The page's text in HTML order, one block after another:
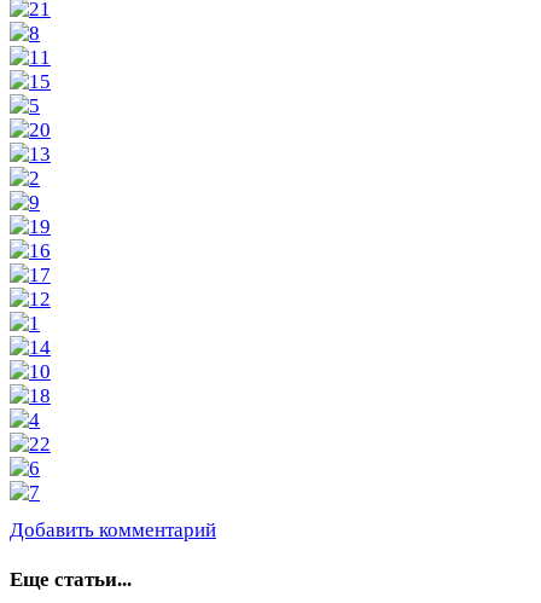
Добавить комментарий
Еще статьи...